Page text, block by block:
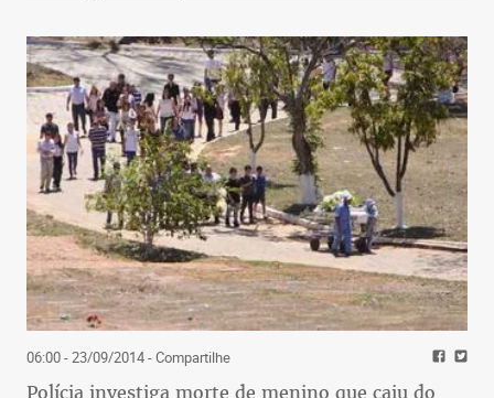
06:00 - 23/09/2014- Compartilhe
Polícia investiga morte de menino que caiu do